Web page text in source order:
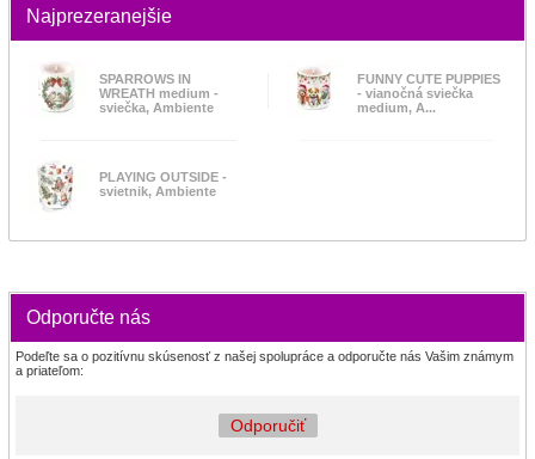
Najprezeranejšie
SPARROWS IN
WREATH medium -
sviečka, Ambiente
FUNNY CUTE PUPPIES
- vianočná sviečka
medium, A...
PLAYING OUTSIDE -
svietnik, Ambiente
Odporučte nás
Podeľte sa o pozitívnu skúsenosť z našej spolupráce a odporučte nás Vašim známym
a priateľom:
Odporučiť